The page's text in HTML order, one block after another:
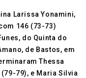
Larissa Yonamini,
146 (73-73)
do Quinta do
de Bastos, em
Thessa
79), e Maria Silvia